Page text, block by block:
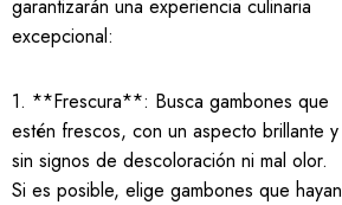
garantizarán una experiencia culinaria
excepcional:
1. **Frescura**: Busca gambones que
estén frescos, con un aspecto brillante y
sin signos de descoloración ni mal olor.
Si es posible, elige gambones que hayan